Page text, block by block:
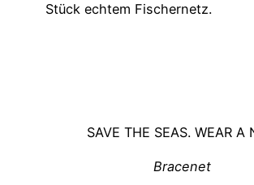
Stück echtem Fischernetz.
SAVE THE SEAS. WEAR A
Bracenet